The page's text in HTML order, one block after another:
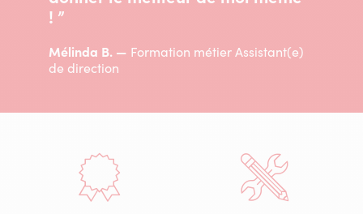
! ”
Mélinda B.
Formation métier Assistant(e)
de direction